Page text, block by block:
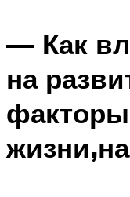
— Как
на